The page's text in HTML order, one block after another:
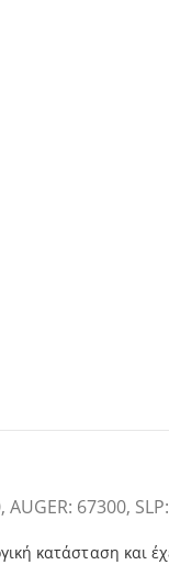
AUGER: 67300,
κατάσταση και